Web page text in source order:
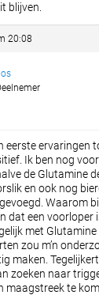
blijven.
20:08
eerste ervaringen
Ik ben nog
de Glutamine
en ook nog
Waarom
dat een voorloper
met
zou m’n
maken.
zoeken naar
maagstreek te